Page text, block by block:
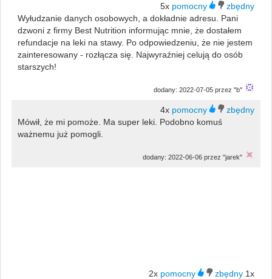
5x
Wyłudzanie danych osobowych, a dokładnie adresu. Pani
dzwoni z firmy Best Nutrition informując mnie, że dostałem
refundacje na leki na stawy. Po odpowiedzeniu, że nie jestem
zainteresowany - rozłącza się. Najwyraźniej celują do osób
starszych!
dodany: 2022-07-05 przez "b"
4x
Mówił, że mi pomoże. Ma super leki. Podobno komuś
ważnemu już pomogli.
dodany: 2022-06-06 przez "jarek"
2x
1x